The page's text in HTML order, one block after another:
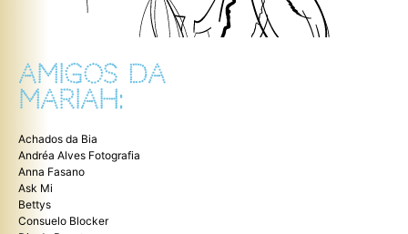
AMIGOS DA
MARIAH:
Achados da Bia
Andréa Alves Fotografia
Anna Fasano
Ask Mi
Bettys
Consuelo Blocker